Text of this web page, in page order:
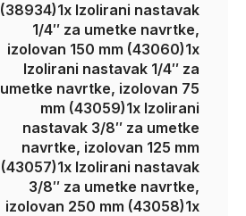
(38934)1x Izolirani nastavak
1/4″ za umetke navrtke,
izolovan 150 mm (43060)1x
Izolirani nastavak 1/4″ za
umetke navrtke, izolovan 75
mm (43059)1x Izolirani
nastavak 3/8″ za umetke
navrtke, izolovan 125 mm
(43057)1x Izolirani nastavak
3/8″ za umetke navrtke,
izolovan 250 mm (43058)1x